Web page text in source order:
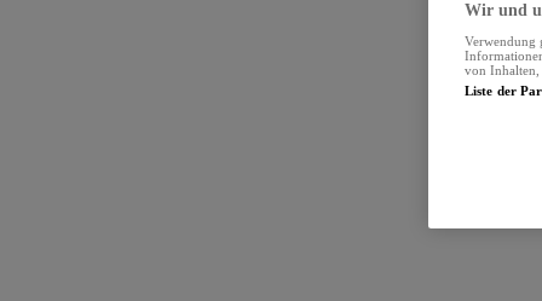
Wir und
Verwendung
von Inhalten,
Liste der